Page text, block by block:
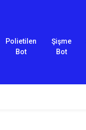
Polietilen
Bot
Şişme
Bot